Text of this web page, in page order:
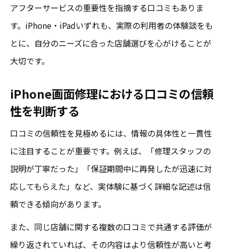
アフターサービスの重要性を指摘する口コミもありま
す。iPhone・iPadいずれも、実際の利用者の体験談をも
とに、自分のニーズに合った店舗選びを心がけることが
大切です。
iPhone画面修理における口コミの信頼
性を判断する
口コミの信頼性を見極めるには、情報の具体性と一貫性
に注目することが重要です。例えば、「修理スタッフの
説明が丁寧だった」「保証期間中に再発したが迅速に対
応してもらえた」など、実体験に基づく詳細な記述は信
頼できる傾向があります。
また、同じ店舗に関する複数の口コミで共通する評価が
繰り返されていれば、その内容はより信頼性が高いと考